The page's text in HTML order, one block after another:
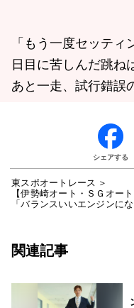
「もう一度セッテ
日目に苦しんだ跳ね
あと一走、試行錯誤
シェアする
東スポオートレース
【伊勢崎オート・ＳＧオー
「バランスいいエンジンに
関連記事